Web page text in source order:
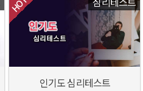
인기도 심리테스트